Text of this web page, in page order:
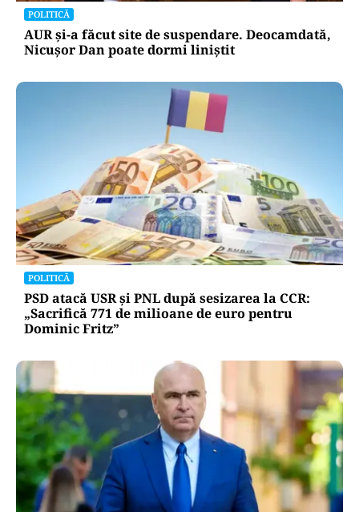
POLITICĂ
AUR și-a făcut site de suspendare. Deocamdată,
Nicușor Dan poate dormi liniștit
POLITICĂ
PSD atacă USR și PNL după sesizarea la CCR:
„Sacrifică 771 de milioane de euro pentru
Dominic Fritz”